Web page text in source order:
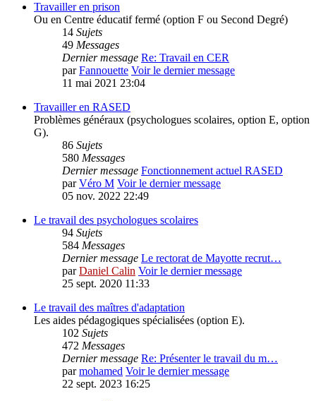
Travailler en prison
Ou en Centre éducatif fermé (option F ou Second Degré)
14 Sujets
49 Messages
Dernier message Re: Travail en CER
parFannouette Voir le dernier message
11 mai 2021 23:04
Travailler en RASED
Problèmes généraux (psychologues scolaires, option E, option
G).
86 Sujets
580 Messages
Dernier message Fonctionnement actuel RASED
parVéro M Voir le dernier message
05 nov. 2022 22:49
Le travail des psychologues scolaires
94 Sujets
584 Messages
Dernier message Le rectorat de Mayotte recrut…
parDaniel Calin Voir le dernier message
25 sept. 2020 11:33
Le travail des maîtres d'adaptation
Les aides pédagogiques spécialisées (option E).
102 Sujets
472 Messages
Dernier message Re: Présenter le travail du m…
parmohamed Voir le dernier message
22 sept. 2023 16:25